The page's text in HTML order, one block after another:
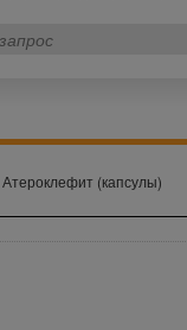
Атероклефит (капсулы)